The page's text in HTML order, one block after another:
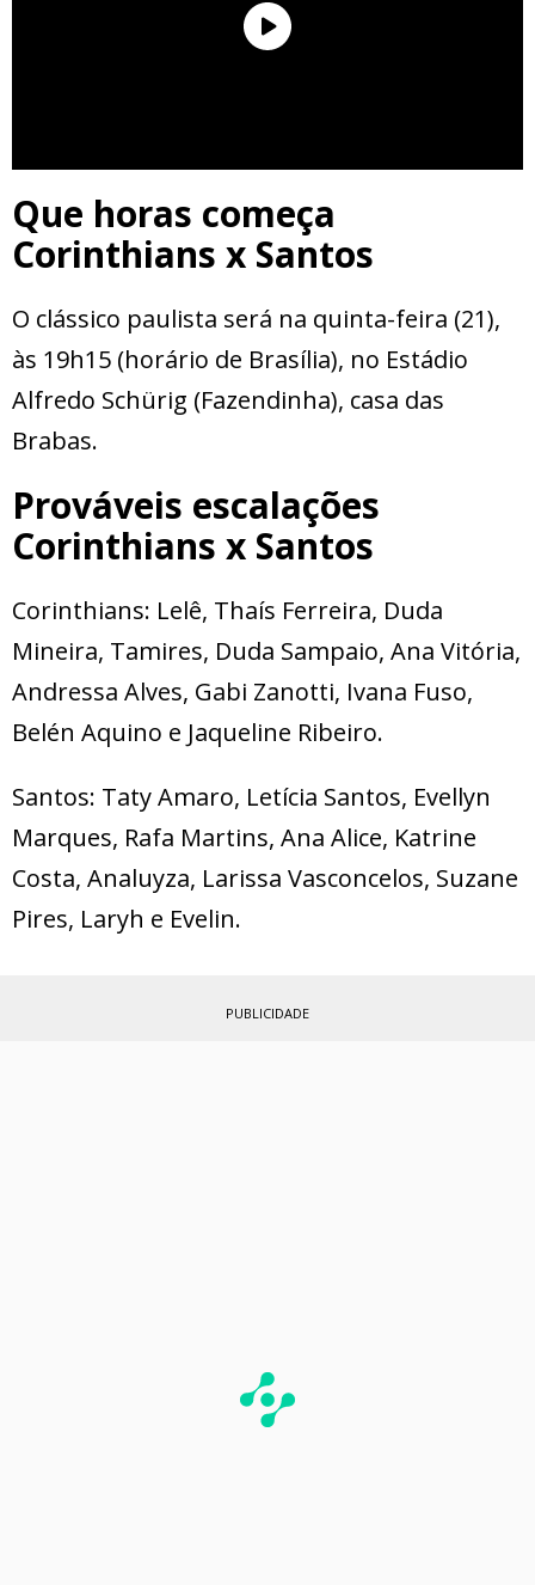
Que horas começa
Corinthians x Santos
O clássico paulista será na quinta-feira (21),
às 19h15 (horário de Brasília), no Estádio
Alfredo Schürig (Fazendinha), casa das
Brabas.
Prováveis escalações
Corinthians x Santos
Corinthians: Lelê, Thaís Ferreira, Duda
Mineira, Tamires, Duda Sampaio, Ana Vitória,
Andressa Alves, Gabi Zanotti, Ivana Fuso,
Belén Aquino e Jaqueline Ribeiro.
Santos: Taty Amaro, Letícia Santos, Evellyn
Marques, Rafa Martins, Ana Alice, Katrine
Costa, Analuyza, Larissa Vasconcelos, Suzane
Pires, Laryh e Evelin.
PUBLICIDADE